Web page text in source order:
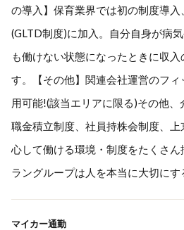
の導入】保育業界では初の制度導
(GLTD制度)に加入。自分自身が病
も働けない状態になったときに収
す。【その他】関連会社運営のフ
用可能!(該当エリアに限る)その他
職金積立制度、社員持株会制度、
心して働ける環境・制度をたくさ
ラングループは人を本当に大切にす
マイカー通勤